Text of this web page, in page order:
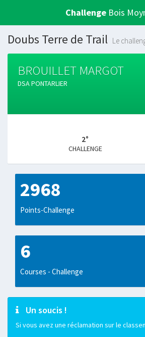
Challenge Bois
Doubs Terre de Trail Le
BROUILLET MARGOT
DSA PONTARLIER
2°
CHALLENGE
2968
Points-Challenge
6
Courses - Challenge
Un soucis !
Si vous avez une réclamation sur le